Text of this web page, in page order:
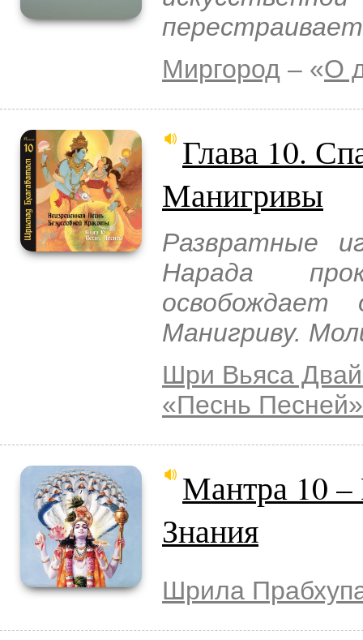
Миргород – «О
Глава 10.
Манигривы
Развратные
Нарада
Манигриву.
Шри Вьяса
«Песнь Песней»
Мантра 10 –
Знания
Шрила